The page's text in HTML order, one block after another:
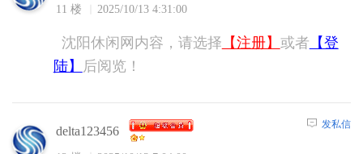
11 楼 2025/10/13 4:31:00
沈阳休闲网内容，请选择 【注册】 或者 【登
陆】
后阅览！
delta123456 发私信